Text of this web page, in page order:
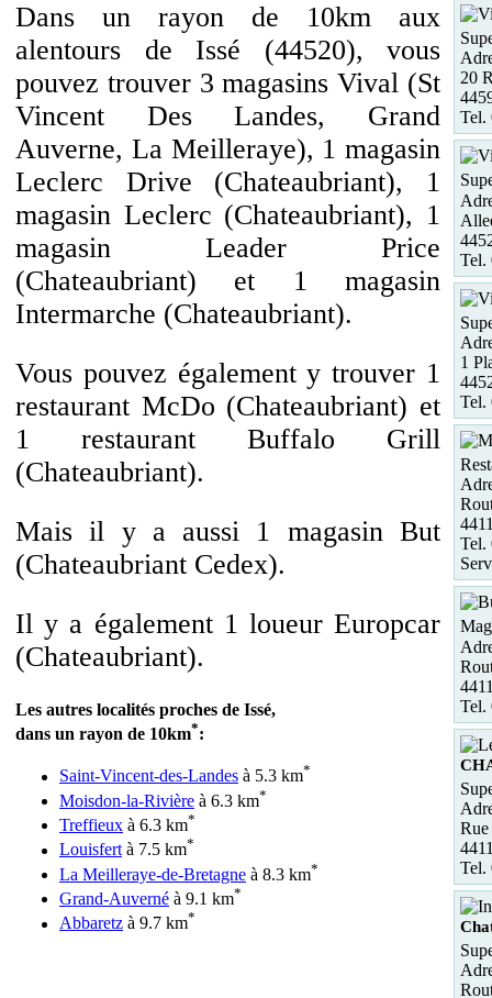
Dans un rayon de 10km aux
alentours de Issé (44520), vous
pouvez trouver 3 magasins Vival (St
Vincent Des Landes, Grand
Auverne, La Meilleraye), 1 magasin
Leclerc Drive (Chateaubriant), 1
magasin Leclerc (Chateaubriant), 1
magasin Leader Price
(Chateaubriant) et 1 magasin
Intermarche (Chateaubriant).
Vous pouvez également y trouver 1
restaurant McDo (Chateaubriant) et
1 restaurant Buffalo Grill
(Chateaubriant).
Mais il y a aussi 1 magasin But
(Chateaubriant Cedex).
Il y a également 1 loueur Europcar
(Chateaubriant).
Les autres localités proches de Issé,
dans un rayon de 10km*:
Saint-Vincent-des-Landes à 5.3 km*
Moisdon-la-Rivière à 6.3 km*
Treffieux à 6.3 km*
Louisfertà 7.5 km*
La Meilleraye-de-Bretagne à 8.3 km*
Grand-Auverné à 9.1 km*
Abbaretz à 9.7 km*
20
Tel.
Tel.
1
Tel.
Tel.
Tel.
Tel.